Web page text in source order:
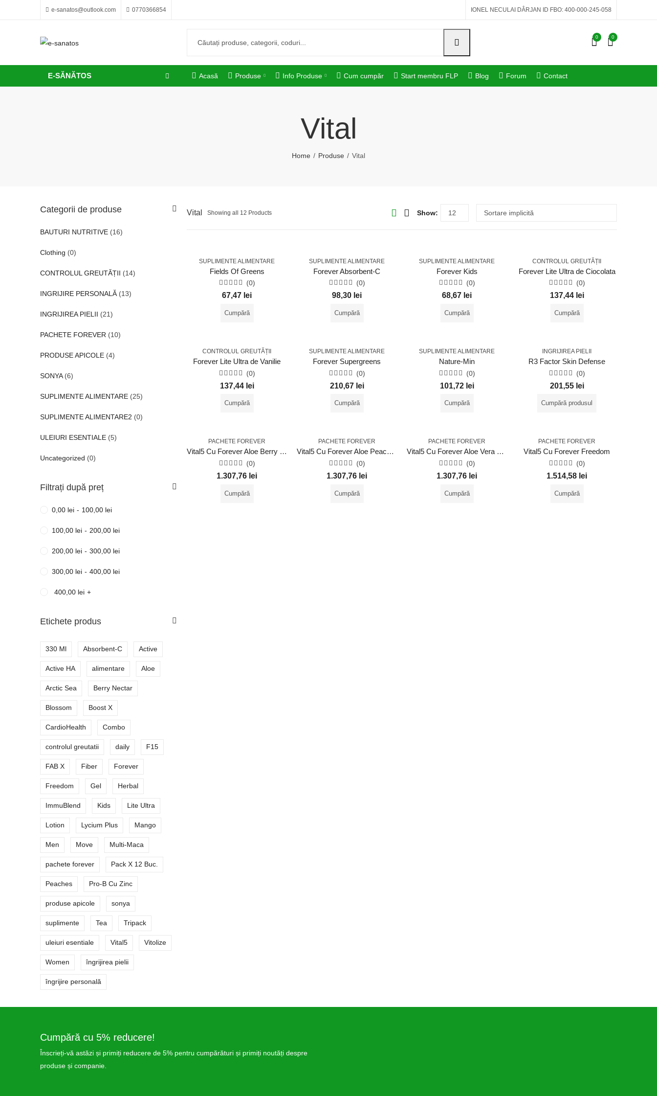
e-sanatos@outlook.com 0770366854 IONEL NECULAI DÂRJAN ID FBO: 400-000-245-058
0 0
E-SĂNĂTOS Acasă Produse Info Produse Cum cumpăr Start membru FLP Blog Forum Contact
Vital
Home Produse Vital
Vital Showing all 12 Products Show:
SUPLIMENTE ALIMENTARE
Fields Of Greens
Evaluat
la
din
(0)
67,47 lei
Cumpără
SUPLIMENTE ALIMENTARE
Forever Absorbent-C
Evaluat
la
din
(0)
98,30 lei
Cumpără
SUPLIMENTE ALIMENTARE
Forever Kids
Evaluat
la
din
(0)
68,67 lei
Cumpără
CONTROLUL GREUTĂȚII
Forever Lite Ultra de Ciocolata
Evaluat
la
din
(0)
137,44 lei
Cumpără
CONTROLUL GREUTĂȚII
Forever Lite Ultra de Vanilie
Evaluat
la
din
(0)
137,44 lei
Cumpără
SUPLIMENTE ALIMENTARE
Forever Supergreens
Evaluat
la
din
(0)
210,67 lei
Cumpără
SUPLIMENTE ALIMENTARE
Nature-Min
Evaluat
la
din
(0)
101,72 lei
Cumpără
INGRIJIREA PIELII
R3 Factor Skin Defense
Evaluat
la
din
5
(0)
201,55 lei
Cumpără produsul
PACHETE FOREVER
Vital5 Cu Forever Aloe Berry Nectar
Evaluat
la
(0)
1.307,76 lei
Cumpără
PACHETE FOREVER
Vital5 Cu Forever Aloe Peaches
Evaluat
la
(0)
1.307,76 lei
Cumpără
PACHETE FOREVER
Vital5 Cu Forever Aloe Vera Gel
Evaluat
la
(0)
1.307,76 lei
Cumpără
PACHETE FOREVER
Vital5 Cu Forever Freedom
Evaluat
la
(0)
1.514,58 lei
Cumpără
Categorii de produse
BAUTURI NUTRITIVE (16)
Clothing (0)
CONTROLUL GREUTĂȚII (14)
INGRIJIRE PERSONALĂ (13)
INGRIJIREA PIELII (21)
PACHETE FOREVER (10)
PRODUSE APICOLE (4)
SONYA (6)
SUPLIMENTE ALIMENTARE (25)
SUPLIMENTE ALIMENTARE2 (0)
ULEIURI ESENTIALE (5)
Uncategorized (0)
Filtrați după preț
0,00 lei - 100,00 lei
100,00 lei - 200,00 lei
200,00 lei - 300,00 lei
300,00 lei - 400,00 lei
400,00 lei +
Etichete produs
330 Ml Absorbent-C Active
Active HA alimentare Aloe
Arctic Sea Berry Nectar
Blossom Boost X
CardioHealth Combo
controlul greutatii daily F15
FAB X Fiber Forever
Freedom Gel Herbal
ImmuBlend Kids Lite Ultra
Lotion Lycium Plus Mango
Men Move Multi-Maca
pachete forever Pack X 12 Buc.
Peaches Pro-B Cu Zinc
produse apicole sonya
suplimente Tea Tripack
uleiuri esentiale Vital5 Vitolize
Women îngrijirea pielii
îngrijire personală
Cumpără cu 5% reducere!
Înscrieți-vă astăzi și primiți reducere de 5% pentru cumpărături și primiți noutăți despre
produse și companie.